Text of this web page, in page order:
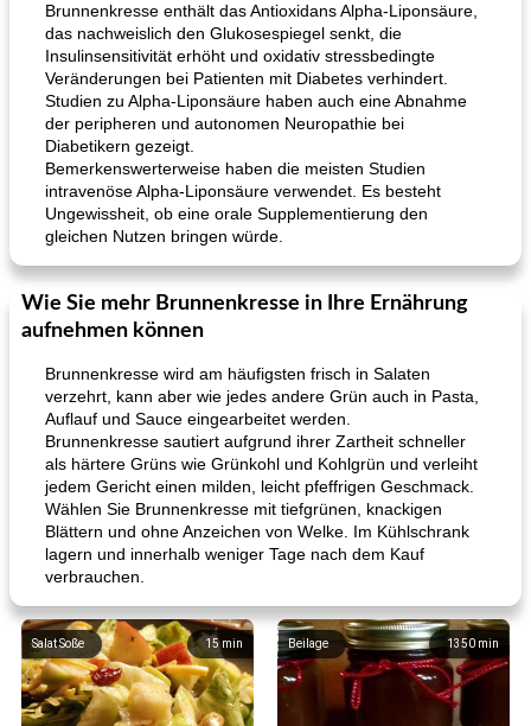
Brunnenkresse enthält das Antioxidans Alpha-Liponsäure,
das nachweislich den Glukosespiegel senkt, die
Insulinsensitivität erhöht und oxidativ stressbedingte
Veränderungen bei Patienten mit Diabetes verhindert.
Studien zu Alpha-Liponsäure haben auch eine Abnahme
der peripheren und autonomen Neuropathie bei
Diabetikern gezeigt.
Bemerkenswerterweise haben die meisten Studien
intravenöse Alpha-Liponsäure verwendet. Es besteht
Ungewissheit, ob eine orale Supplementierung den
gleichen Nutzen bringen würde.
Wie Sie mehr Brunnenkresse in Ihre Ernährung
aufnehmen können
Brunnenkresse wird am häufigsten frisch in Salaten
verzehrt, kann aber wie jedes andere Grün auch in Pasta,
Auflauf und Sauce eingearbeitet werden.
Brunnenkresse sautiert aufgrund ihrer Zartheit schneller
als härtere Grüns wie Grünkohl und Kohlgrün und verleiht
jedem Gericht einen milden, leicht pfeffrigen Geschmack.
Wählen Sie Brunnenkresse mit tiefgrünen, knackigen
Blättern und ohne Anzeichen von Welke. Im Kühlschrank
lagern und innerhalb weniger Tage nach dem Kauf
verbrauchen.
15min
Salat Soße 1350 min
Beilage